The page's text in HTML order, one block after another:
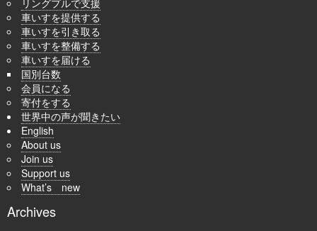
車いすを提供する
車いすを引き取る
車いすを整備する
車いすを届ける
国別台数
会員になる
寄付をする
世界中の声が聞きたい
English
About us
Join us
Support us
What’s new
Archives